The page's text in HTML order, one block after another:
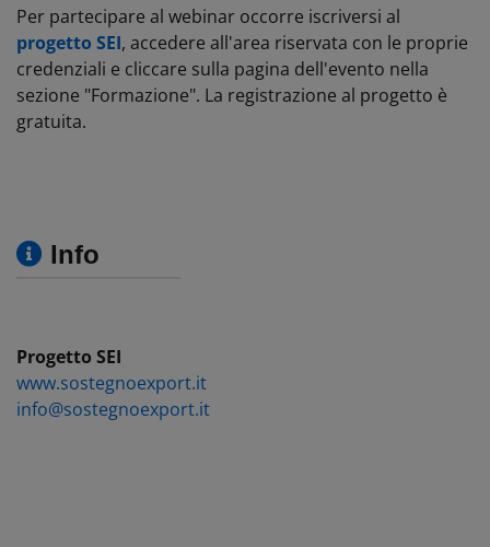
Per partecipare al webinar occorre iscriversi al
progetto SEI, accedere all'area riservata con le proprie
credenziali e cliccare sulla pagina dell'evento nella
sezione "Formazione". La registrazione al progetto è
gratuita.
Info
Progetto SEI
www.sostegnoexport.it
info@sostegnoexport.it